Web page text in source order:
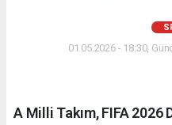
01.05.2026 - 18:30,
A Milli Takım, FIFA 2026